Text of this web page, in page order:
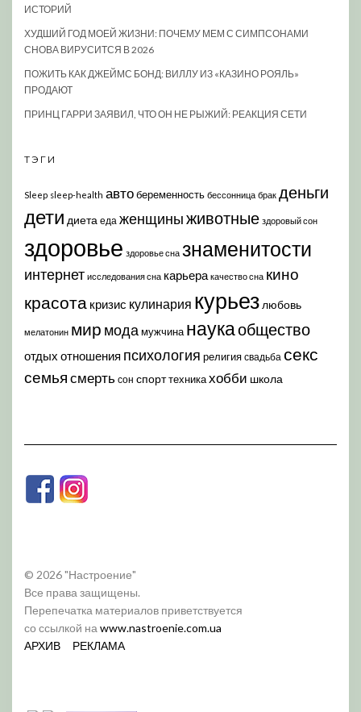
ИСТОРИЙ
ХУДШИЙ ГОД МОЕЙ ЖИЗНИ: ПОЧЕМУ МЕМ С СИМПСОНАМИ
СНОВА ВИРУСИТСЯ В 2026
ПОЖИТЬ КАК ДЖЕЙМС БОНД: ВИЛЛУ ИЗ «КАЗИНО РОЯЛЬ»
ПРОДАЮТ
ПРИНЦ ГАРРИ ЗАЯВИЛ, ЧТО ОН НЕ РЫЖИЙ: РЕАКЦИЯ СЕТИ
ТЭГИ
Sleep sleep-health автобеременность бессонница брак деньги
дети диета еда женщиныживотные здоровый сон
здоровье здоровье сна знаменитости
интернет исследования сна карьера качество сна кино
красота кризис кулинария курьез любовь
мелатонин мир модамужчина наукаобщество
отдых отношения психология религия свадьба секс
семья смерть сон спорттехникахобби школа
© 2026 "Настроение"
Все права защищены.
Перепечатка материалов приветствуется
со ссылкой на www.nastroenie.com.ua
АРХИВ
РЕКЛАМА